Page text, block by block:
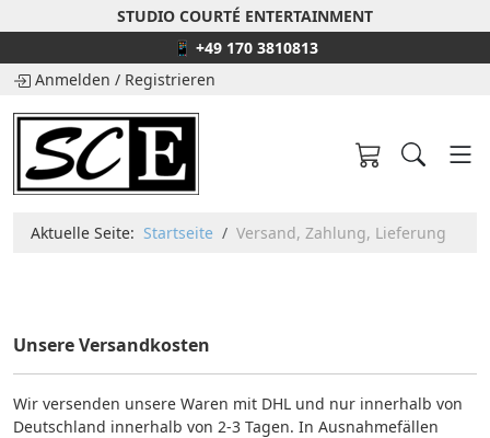
STUDIO COURTÉ ENTERTAINMENT
📱 +49 170 3810813
Anmelden / Registrieren
Aktuelle Seite: Startseite Versand, Zahlung, Lieferung
Unsere Versandkosten
Wir versenden unsere Waren mit DHL und nur innerhalb von
Deutschland innerhalb von 2-3 Tagen. In Ausnahmefällen